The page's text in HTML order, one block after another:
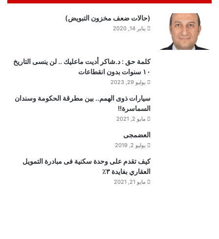
(حالات ضعف مخزون التبويض)
يناير 14, 2020
كلمة حق : د.شاكر أديت ماعليك .. لن ينسى التاريخ
١٠ سنوات بدون انقطاعات
يوليو 29, 2023
سيارات ذوى الهمم.. بين مطرقة الحكومة وسندان
السماسرة!!
مايو 2, 2021
العضمجى
يوليو 2, 2019
كيف تقدم على وحدة سكنية فى مبادرة التمويل
العقاري بفايدة ٣٪
مايو 21, 2021